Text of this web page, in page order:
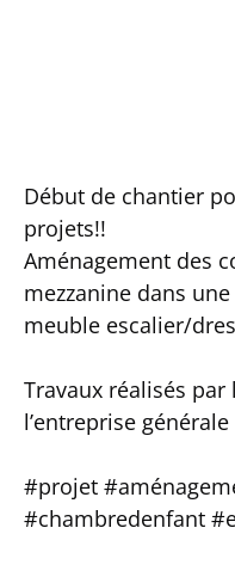
Début de chantier
projets!!
Aménagement des
mezzanine dans
meuble escalier/
Travaux réalisés
l’entreprise générale
#projet
#chambredenfant